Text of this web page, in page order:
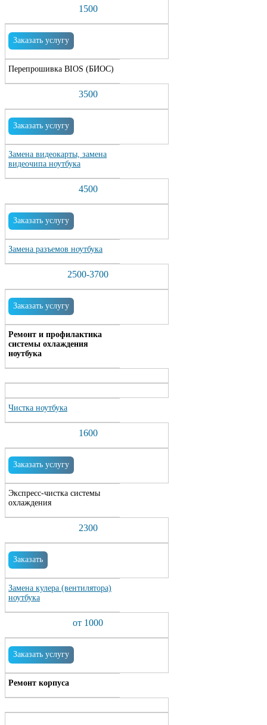
1500
Заказать услугу
Перепрошивка BIOS (БИОС)
3500
Заказать услугу
Замена видеокарты, замена
видеочипа ноутбука
4500
Заказать услугу
Замена разъемов ноутбука
2500-3700
Заказать услугу
Ремонт и профилактика
системы охлаждения
ноутбука
Чистка ноутбука
1600
Заказать услугу
Экспресс-чистка системы
охлаждения
2300
Заказать
Замена кулера (вентилятора)
ноутбука
от 1000
Заказать услугу
Ремонт корпуса